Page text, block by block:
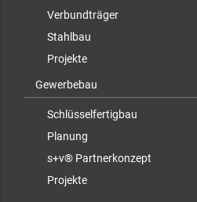
Verbundträger
Stahlbau
Projekte
Gewerbebau
Schlüsselfertigbau
Planung
s+v® Partnerkonzept
Projekte